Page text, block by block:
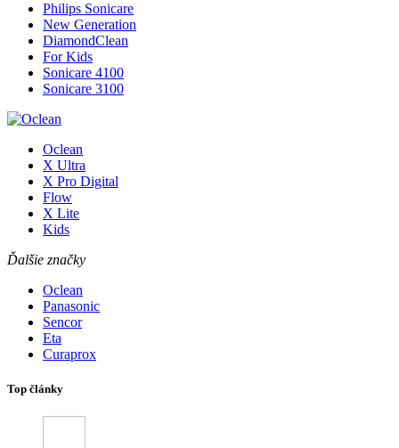
Philips Sonicare
New Generation
DiamondClean
For Kids
Sonicare 4100
Sonicare 3100
Oclean
X Ultra
X Pro Digital
Flow
X Lite
Kids
Ďalšie značky
Oclean
Panasonic
Sencor
Eta
Curaprox
Top články